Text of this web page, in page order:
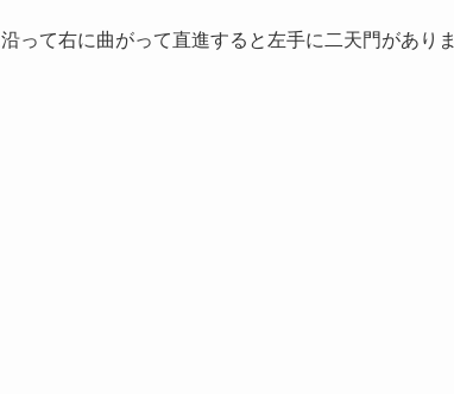
って右に曲がって直進すると左手に二天門がありま